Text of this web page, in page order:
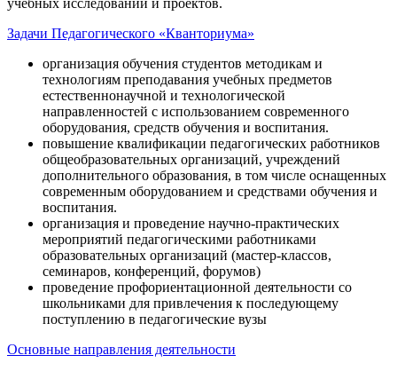
учебных исследований и проектов.
Задачи Педагогического «Кванториума»
организация обучения студентов методикам и
технологиям преподавания учебных предметов
естественнонаучной и технологической
направленностей с использованием современного
оборудования, средств обучения и воспитания.
повышение квалификации педагогических работников
общеобразовательных организаций, учреждений
дополнительного образования, в том числе оснащенных
современным оборудованием и средствами обучения и
воспитания.
организация и проведение научно-практических
мероприятий педагогическими работниками
образовательных организаций (мастер-классов,
семинаров, конференций, форумов)
проведение профориентационной деятельности со
школьниками для привлечения к последующему
поступлению в педагогические вузы
Основные направления деятельности